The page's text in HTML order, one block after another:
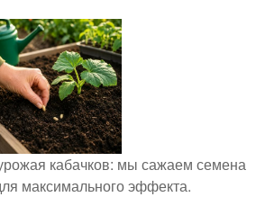
кабачков: мы сажаем семена
максимального эффекта.